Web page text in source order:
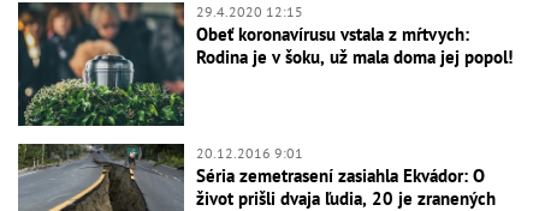
29.4.2020 12:15
Obeť koronavírusu vstala z mŕtvych:
Rodina je v šoku, už mala doma jej popol!
20.12.2016 9:01
Séria zemetrasení zasiahla Ekvádor: O
život prišli dvaja ľudia, 20 je zranených